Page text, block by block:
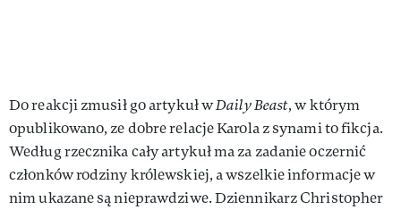
Do reakcji zmusił go artykuł wDaily Beast, w którym
opublikowano, ze dobre relacje Karola z synami to fikcja.
Według rzecznika cały artykuł ma za zadanie oczernić
członków rodziny królewskiej, a wszelkie informacje w
nim ukazane są nieprawdziwe. Dziennikarz Christopher